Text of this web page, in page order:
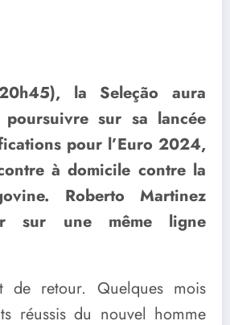
la Seleção aura
poursuivre sur sa lancée
pour l’Euro 2024,
à domicile contre la
Roberto Martinez
sur une même ligne
de retour. Quelques mois
réussis du nouvel homme